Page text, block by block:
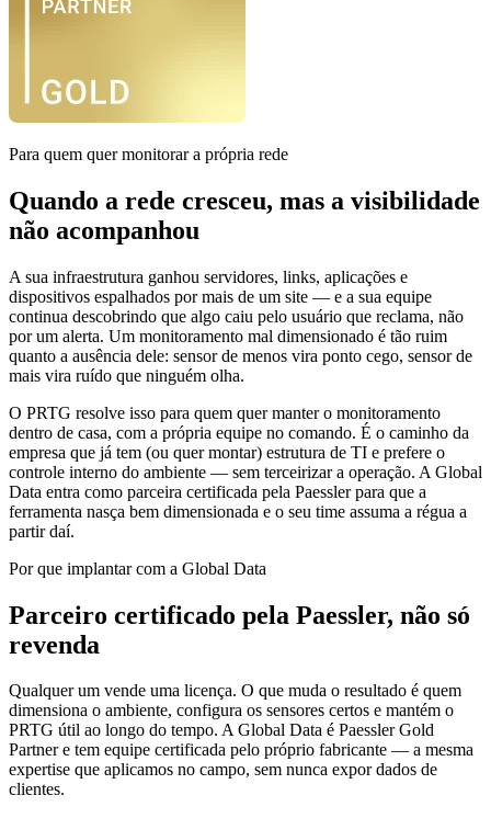
Para quem quer monitorar a própria rede
Quando a rede cresceu, mas a visibilidade
não acompanhou
A sua infraestrutura ganhou servidores, links, aplicações e
dispositivos espalhados por mais de um site — e a sua equipe
continua descobrindo que algo caiu pelo usuário que reclama, não
por um alerta. Um monitoramento mal dimensionado é tão ruim
quanto a ausência dele: sensor de menos vira ponto cego, sensor de
mais vira ruído que ninguém olha.
O PRTG resolve isso para quem quer manter o monitoramento
dentro de casa, com a própria equipe no comando. É o caminho da
empresa que já tem (ou quer montar) estrutura de TI e prefere o
controle interno do ambiente — sem terceirizar a operação. A Global
Data entra como parceira certificada pela Paessler para que a
ferramenta nasça bem dimensionada e o seu time assuma a régua a
partir daí.
Por que implantar com a Global Data
Parceiro certificado pela Paessler, não só
revenda
Qualquer um vende uma licença. O que muda o resultado é quem
dimensiona o ambiente, configura os sensores certos e mantém o
PRTG útil ao longo do tempo. A Global Data é Paessler Gold
Partner e tem equipe certificada pelo próprio fabricante — a mesma
expertise que aplicamos no campo, sem nunca expor dados de
clientes.